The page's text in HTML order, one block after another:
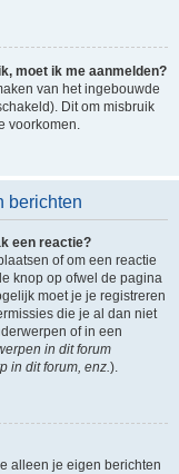
moet ik me aanmelden?
van het ingebouwde
Dit om misbruik
voorkomen.
berichten
een reactie?
of om een reactie
knop op ofwel de pagina
moet je je registreren
die je al dan niet
of in een
in dit forum
in dit forum, enz.).
alleen je eigen berichten